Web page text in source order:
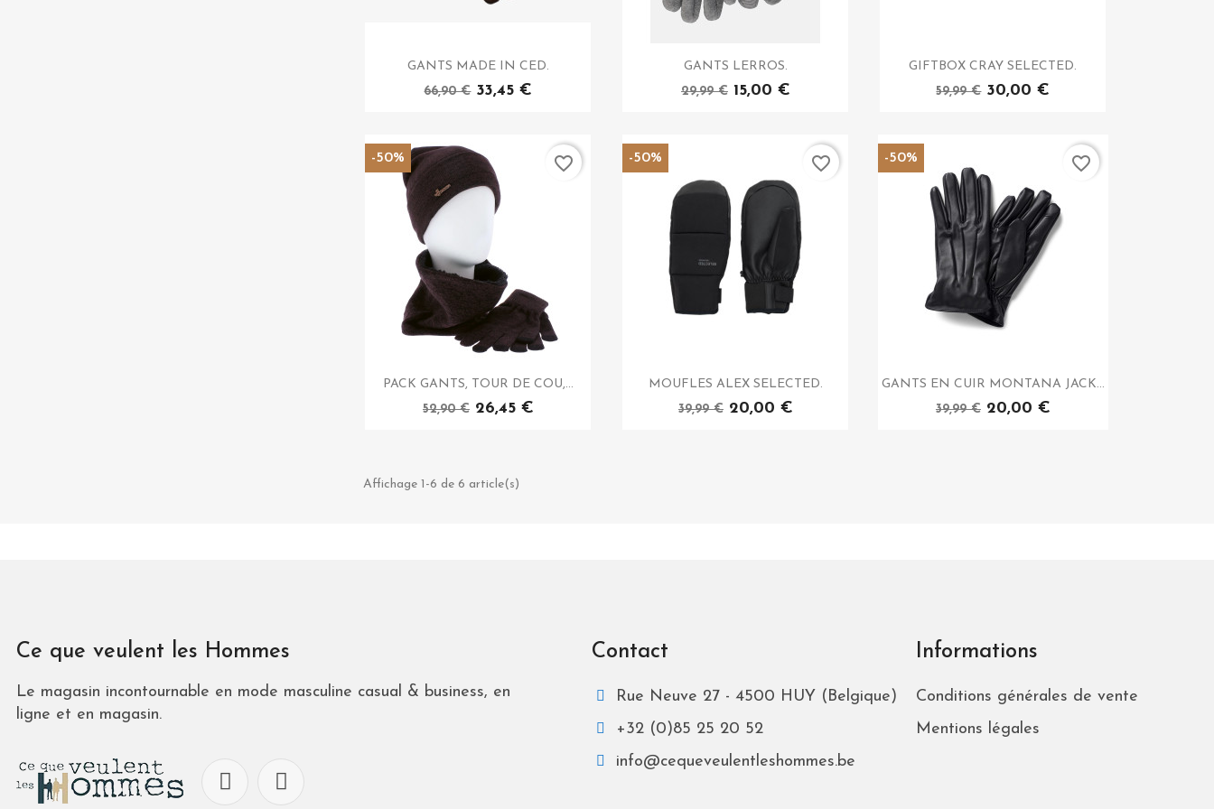
GANTS MADE IN CED.
66,90 € 33,45 €
GANTS LERROS.
29,99 € 15,00 €
GIFTBOX CRAY SELECTED.
59,99 € 30,00 €
PACK GANTS, TOUR DE COU,...
52,90 € 26,45 €
-50% favorite_border
MOUFLES ALEX SELECTED.
39,99 € 20,00 €
-50% favorite_border
GANTS EN CUIR MONTANA JACK...
39,99 € 20,00 €
-50% favorite_border
Affichage 1-6 de 6 article(s)
Ce que veulent les Hommes
Le magasin incontournable en mode masculine casual & business, en
ligne et en magasin.
Contact
Rue Neuve 27 - 4500 HUY (Belgique)
+32 (0)85 25 20 52
info@cequeveulentleshommes.be
Informations
Conditions générales de vente
Mentions légales